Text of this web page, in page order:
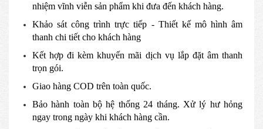
nhiệm vĩnh viễn sản phẩm khi đưa đến khách hàng.
Khảo sát công trình trực tiếp - Thiết kế mô hình âm
thanh chi tiết cho khách hàng
Kết hợp đi kèm khuyến mãi dịch vụ lắp đặt âm thanh
trọn gói.
Giao hàng COD trên toàn quốc.
Bảo hành toàn bộ hệ thống 24 tháng. Xử lý hư hỏng
ngay trong ngày khi khách hàng cần.